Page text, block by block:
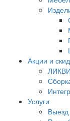
Акции и
Услуги